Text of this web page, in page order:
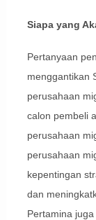
Siapa yang
Pertanyaan
menggantikan
perusahaan
calon pembeli
perusahaan
perusahaan
kepentingan
dan
Pertamina